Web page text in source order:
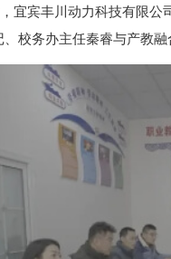
宜宾丰川动力科技有限
校务办主任秦睿与产教